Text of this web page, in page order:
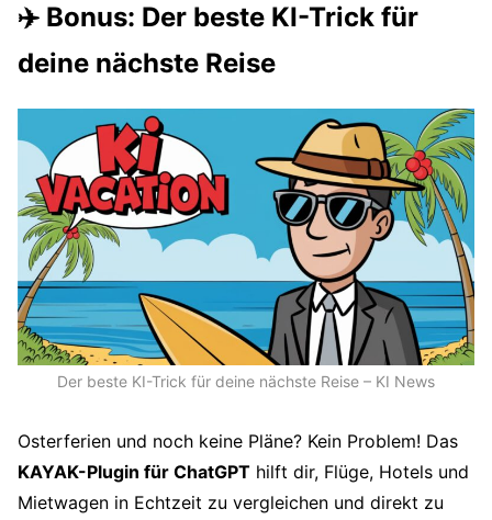
✈️ Bonus: Der beste KI-Trick für
deine nächste Reise
Der beste KI-Trick für deine nächste Reise – KI News
Osterferien und noch keine Pläne? Kein Problem! Das
KAYAK-Plugin für ChatGPT hilft dir, Flüge, Hotels und
Mietwagen in Echtzeit zu vergleichen und direkt zu